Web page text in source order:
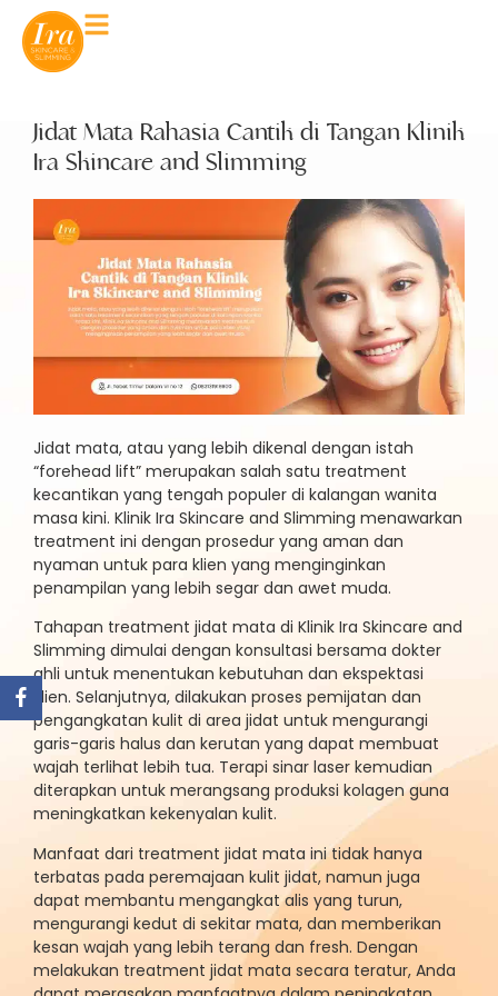
Jidat Mata Rahasia Cantik di Tangan Klinik
Ira Skincare and Slimming
Jidat mata, atau yang lebih dikenal dengan istah
“forehead lift” merupakan salah satu treatment
kecantikan yang tengah populer di kalangan wanita
masa kini. Klinik Ira Skincare and Slimming menawarkan
treatment ini dengan prosedur yang aman dan
nyaman untuk para klien yang menginginkan
penampilan yang lebih segar dan awet muda.
Tahapan treatment jidat mata di Klinik Ira Skincare and
Slimming dimulai dengan konsultasi bersama dokter
ahli untuk menentukan kebutuhan dan ekspektasi
klien. Selanjutnya, dilakukan proses pemijatan dan
pengangkatan kulit di area jidat untuk mengurangi
garis-garis halus dan kerutan yang dapat membuat
wajah terlihat lebih tua. Terapi sinar laser kemudian
diterapkan untuk merangsang produksi kolagen guna
meningkatkan kekenyalan kulit.
Manfaat dari treatment jidat mata ini tidak hanya
terbatas pada peremajaan kulit jidat, namun juga
dapat membantu mengangkat alis yang turun,
mengurangi kedut di sekitar mata, dan memberikan
kesan wajah yang lebih terang dan fresh. Dengan
melakukan treatment jidat mata secara teratur, Anda